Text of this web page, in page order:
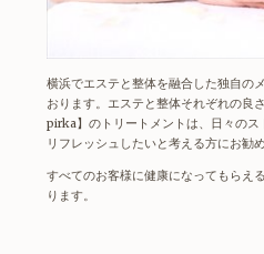
横浜でエステ と整体を融合した独自の
おります。エステと整体それぞれの良
pirka】のトリートメントは、日々のス
リフレッシュしたいと考える方にお勧め
すべてのお客様に健康になってもらえ
ります。